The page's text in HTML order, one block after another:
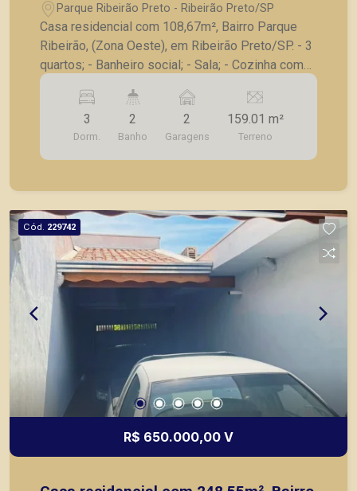
Ribeirão Preto/SP.
Parque Ribeirão Preto - Ribeirão Preto/SP
Casa residencial com 108,67m², Bairro Parque
Ribeirão, (Zona Oeste), em Ribeirão Preto/SP. - 3
quartos; - Banheiro social; - Sala; - Cozinha com
gabinete; - Lavanderia; - Quintal; - 2 vagas de
garagem. A Piramid tem como objetivo atender
seus clientes com agilidade e segurança, em
locação, vendas de imóveis prontos, usados ou
mesmo nos principais lançamentos da cidade de
3
Dorm.
2
Banho
2
Garagens
159.01 m²
Terreno
Cód. 229742
R$ 650.000,00 V